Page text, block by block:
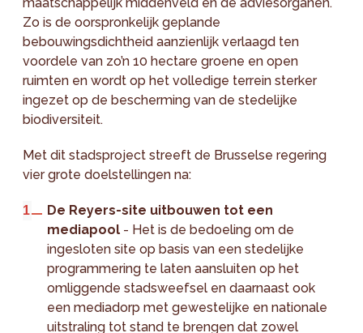
Zo is de oorspronkelijk geplande
bebouwingsdichtheid aanzienlijk verlaagd ten
voordele van zo’n 10 hectare groene en open
ruimten en wordt op het volledige terrein sterker
ingezet op de bescherming van de stedelijke
biodiversiteit.
Met dit stadsproject streeft de Brusselse regering
vier grote doelstellingen na:
De Reyers-site uitbouwen tot een
mediapool - Het is de bedoeling om de
ingesloten site op basis van een stedelijke
programmering te laten aansluiten op het
omliggende stadsweefsel en daarnaast ook
een mediadorp met gewestelijke en nationale
uitstraling tot stand te brengen dat zowel